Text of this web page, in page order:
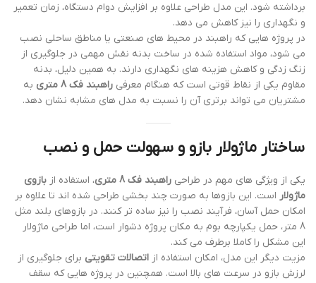
برداشته شود. این مدل طراحی علاوه بر افزایش دوام دستگاه، زمان تعمیر
و نگهداری را نیز کاهش می دهد.
در پروژه هایی که راهبند در محیط های صنعتی یا مناطق ساحلی نصب
می شود، مواد استفاده شده در ساخت بدنه نقش مهمی در جلوگیری از
زنگ زدگی و کاهش هزینه های نگهداری دارند. به همین دلیل، بدنه
مقاوم یکی از نقاط قوتی است که هنگام معرفی راهبند فک 8 متری
به
مشتریان می تواند برتری آن را نسبت به مدل های مشابه نشان دهد.
ساختار ماژولار بازو و سهولت حمل و نصب
یکی از ویژگی های مهم در طراحی راهبند فک 8 متری ، استفاده از بازوی
ماژولار است. این بازوها به صورت چند بخشی طراحی شده اند تا علاوه بر
امکان حمل آسان، فرآیند نصب را نیز ساده تر کنند. در بازوهای بلند مثل
8 متر، حمل یکپارچه بوم به مکان پروژه دشوار است، اما طراحی ماژولار
این مشکل را کاملا برطرف می کند.
مزیت دیگر این مدل، امکان استفاده از اتصالات تقویتی برای جلوگیری از
لرزش بازو در سرعت های بالا است. همچنین در پروژه هایی که سقف